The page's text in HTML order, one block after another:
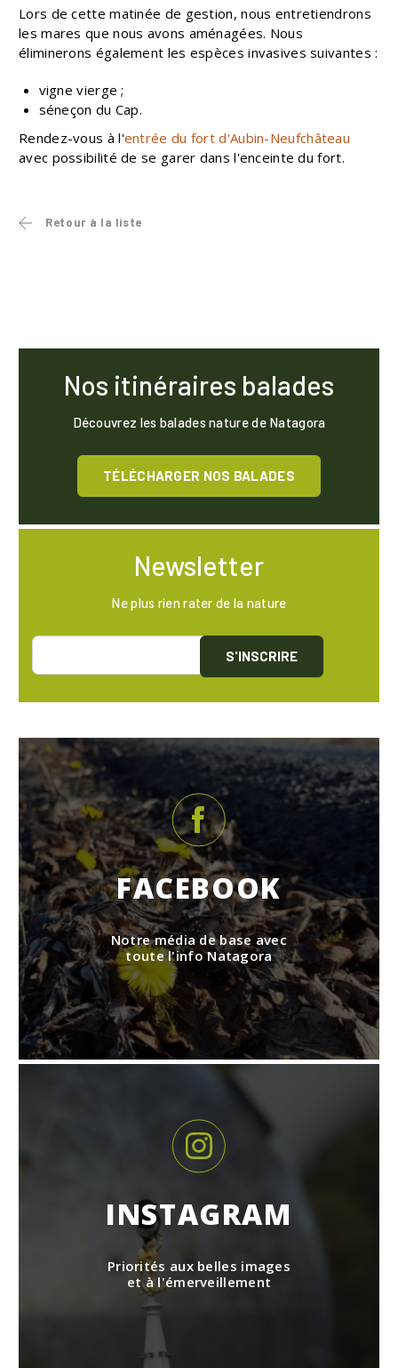
Lors de cette matinée de gestion, nous entretiendrons
les mares que nous avons aménagées. Nous
éliminerons également les espèces invasives suivantes :
vigne vierge ;
séneçon du Cap.
Rendez-vous à l'entrée du fort d'Aubin-Neufchâteau
avec possibilité de se garer dans l'enceinte du fort.
Retour à la liste
Nos itinéraires balades
Découvrez les balades nature de Natagora
TÉLÉCHARGER NOS BALADES
Newsletter
Ne plus rien rater de la nature
S'INSCRIRE
FACEBOOK
Notre média de base avec
toute l'info Natagora
INSTAGRAM
Priorités aux belles images
et à l'émerveillement